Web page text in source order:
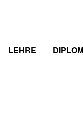
LEHRE DIPLOM